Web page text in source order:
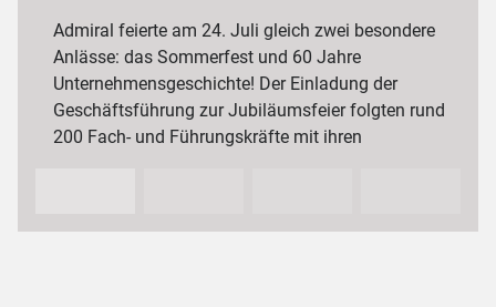
Admiral feierte am 24. Juli gleich zwei besondere
Anlässe: das Sommerfest und 60 Jahre
Unternehmensgeschichte! Der Einladung der
Geschäftsführung zur Jubiläumsfeier folgten rund
200 Fach- und Führungskräfte mit ihren